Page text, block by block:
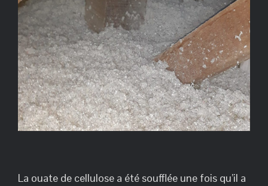
La ouate de cellulose a été soufflée une fois qu’il a